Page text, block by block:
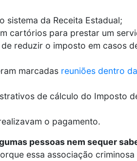
sistema da Receita Estadual;
cartórios para prestar um
reduzir o imposto em casos
marcadas reuniões dentro
de cálculo do Imposto
o pagamento.
pessoas nem sequer
essa associação